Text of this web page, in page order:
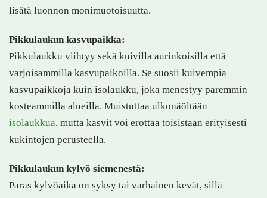
lisätä luonnon monimuotoisuutta.
Pikkulaukun kasvupaikka:
Pikkulaukku viihtyy sekä kuivilla aurinkoisilla että
varjoisammilla kasvupaikoilla. Se suosii kuivempia
kasvupaikkoja kuin isolaukku, joka menestyy paremmin
kosteammilla alueilla. Muistuttaa ulkonäöltään
isolaukkua, mutta kasvit voi erottaa toisistaan erityisesti
kukintojen perusteella.
Pikkulaukun kylvö siemenestä:
Paras kylvöaika on syksy tai varhainen kevät, sillä